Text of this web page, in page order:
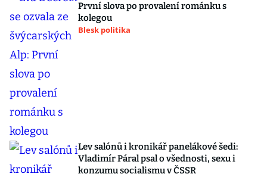
První slova po provalení románku s
kolegou
Blesk politika
Lev salónů i kronikář panelákové šedi:
Vladimír Páral psal o všednosti, sexu i
konzumu socialismu v ČSSR